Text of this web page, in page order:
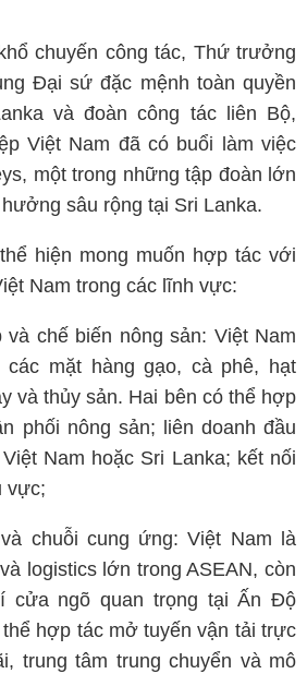
chuyến công tác, Thứ trưởng
Đại sứ đặc mệnh toàn quyền
và đoàn công tác liên Bộ,
Việt Nam đã có buổi làm việc
một trong những tập đoàn lớn
sâu rộng tại Sri Lanka.
hiện mong muốn hợp tác với
Nam trong các lĩnh vực:
chế biến nông sản: Việt Nam
các mặt hàng gạo, cà phê, hạt
và thủy sản. Hai bên có thể hợp
phối nông sản; liên doanh đầu
Nam hoặc Sri Lanka; kết nối
vực;
chuỗi cung ứng: Việt Nam là
logistics lớn trong ASEAN, còn
cửa ngõ quan trọng tại Ấn Độ
hợp tác mở tuyến vận tải trực
trung tâm trung chuyển và mô